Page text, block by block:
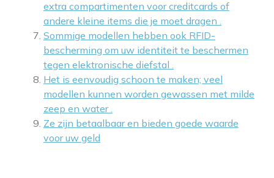
extra compartimenten voor creditcards of
andere kleine items die je moet dragen .
Sommige modellen hebben ook RFID-
bescherming om uw identiteit te beschermen
tegen elektronische diefstal .
Het is eenvoudig schoon te maken; veel
modellen kunnen worden gewassen met milde
zeep en water .
Ze zijn betaalbaar en bieden goede waarde
voor uw geld